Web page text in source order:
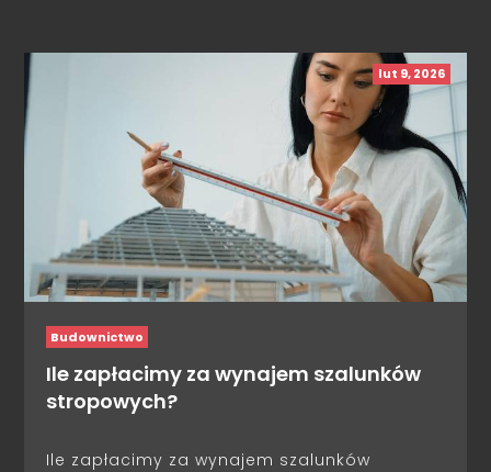
lut 9, 2026
Budownictwo
Ile zapłacimy za wynajem szalunków
stropowych?
Ile zapłacimy za wynajem szalunków